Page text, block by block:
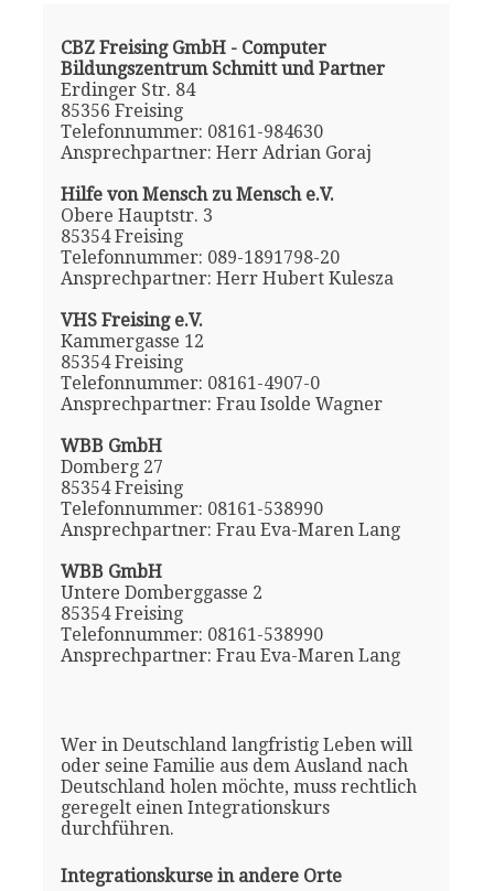
CBZ Freising GmbH - Computer
Bildungszentrum Schmitt und Partner
Erdinger Str. 84
85356 Freising
Telefonnummer: 08161-984630
Ansprechpartner: Herr Adrian Goraj
Hilfe von Mensch zu Mensch e.V.
Obere Hauptstr. 3
85354 Freising
Telefonnummer: 089-1891798-20
Ansprechpartner: Herr Hubert Kulesza
VHS Freising e.V.
Kammergasse 12
85354 Freising
Telefonnummer: 08161-4907-0
Ansprechpartner: Frau Isolde Wagner
WBB GmbH
Domberg 27
85354 Freising
Telefonnummer: 08161-538990
Ansprechpartner: Frau Eva-Maren Lang
WBB GmbH
Untere Domberggasse 2
85354 Freising
Telefonnummer: 08161-538990
Ansprechpartner: Frau Eva-Maren Lang
Wer in Deutschland langfristig Leben will
oder seine Familie aus dem Ausland nach
Deutschland holen möchte, muss rechtlich
geregelt einen Integrationskurs
durchführen.
Integrationskurse in andere Orte